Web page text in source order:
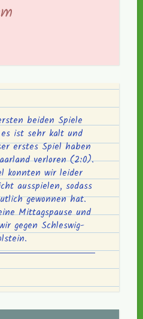
beiden Spiele
ist sehr kalt und
erstes Spiel haben
verloren (2:0).
konnten wir leider
ausspielen, sodass
gewonnen hat.
Mittagspause und
gegen Schleswig-